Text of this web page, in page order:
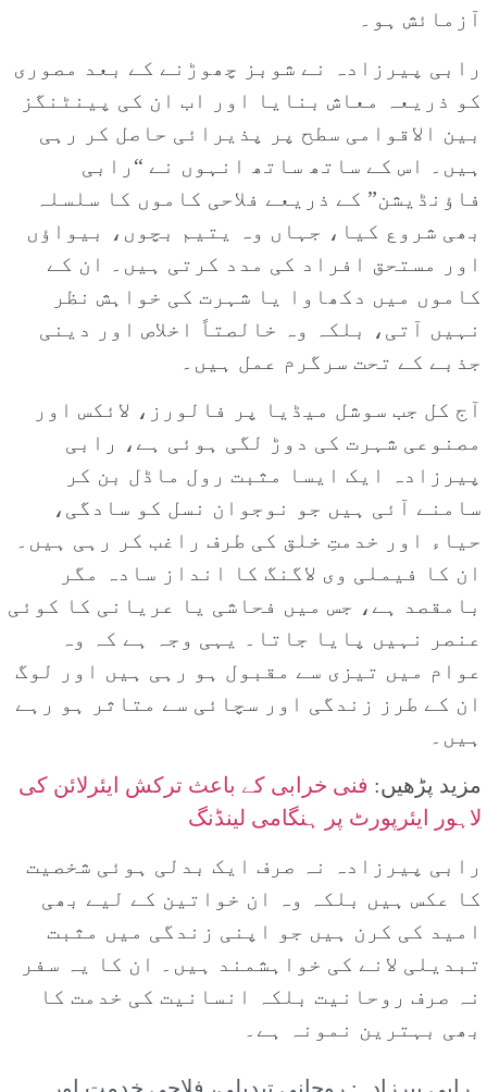
آزمائش ہو۔
رابی پیرزادہ نے شوبز چھوڑنے کے بعد مصوری
کو ذریعہ معاش بنایا اور اب ان کی پینٹنگز
بین الاقوامی سطح پر پذیرائی حاصل کر رہی
ہیں۔ اس کے ساتھ ساتھ انہوں نے “رابی
فاؤنڈیشن” کے ذریعے فلاحی کاموں کا سلسلہ
بھی شروع کیا، جہاں وہ یتیم بچوں، بیواؤں
اور مستحق افراد کی مدد کرتی ہیں۔ ان کے
کاموں میں دکھاوا یا شہرت کی خواہش نظر
نہیں آتی، بلکہ وہ خالصتاً اخلاص اور دینی
جذبے کے تحت سرگرم عمل ہیں۔
آج کل جب سوشل میڈیا پر فالورز، لائکس اور
مصنوعی شہرت کی دوڑ لگی ہوئی ہے، رابی
پیرزادہ ایک ایسا مثبت رول ماڈل بن کر
سامنے آئی ہیں جو نوجوان نسل کو سادگی،
حیاء اور خدمتِ خلق کی طرف راغب کر رہی ہیں۔
ان کا فیملی وی لاگنگ کا انداز سادہ مگر
بامقصد ہے، جس میں فحاشی یا عریانی کا کوئی
عنصر نہیں پایا جاتا۔ یہی وجہ ہے کہ وہ
عوام میں تیزی سے مقبول ہو رہی ہیں اور لوگ
ان کے طرز زندگی اور سچائی سے متاثر ہو رہے
ہیں۔
مزید پڑھیں: فنی خرابی کے باعث ترکش ایئرلائن کی
لاہور ایئرپورٹ پر ہنگامی لینڈنگ
رابی پیرزادہ نہ صرف ایک بدلی ہوئی شخصیت
کا عکس ہیں بلکہ وہ ان خواتین کے لیے بھی
امید کی کرن ہیں جو اپنی زندگی میں مثبت
تبدیلی لانے کی خواہشمند ہیں۔ ان کا یہ سفر
نہ صرف روحانیت بلکہ انسانیت کی خدمت کا
بھی بہترین نمونہ ہے۔